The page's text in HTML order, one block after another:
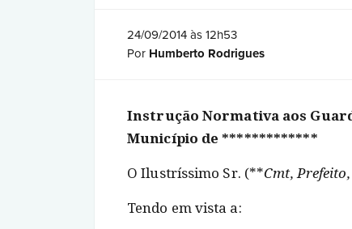
24/09/2014 às 12h53
Por Humberto Rodrigues
Instrução Normativa aos
Município de *************
O Ilustríssimo Sr. (**Cmt,
Tendo em vista a: